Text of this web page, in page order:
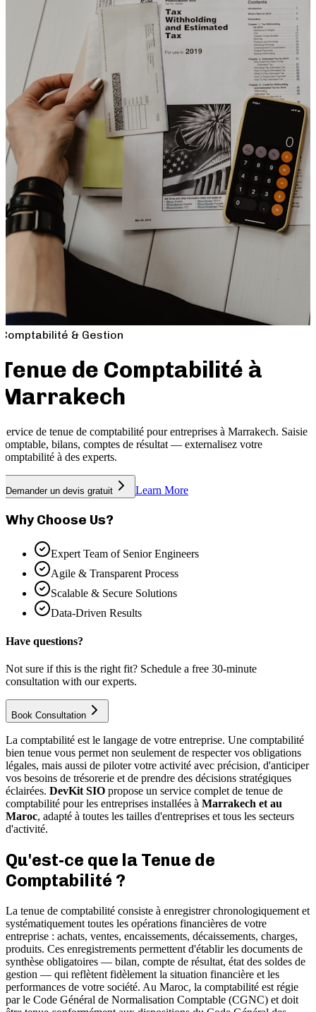
Comptabilité & Gestion
Tenue de Comptabilité à
Marrakech
Service de tenue de comptabilité pour entreprises à Marrakech. Saisie
comptable, bilans, comptes de résultat — externalisez votre
comptabilité à des experts.
Demander un devis gratuit Learn More
Why Choose Us?
Expert Team of Senior Engineers
Agile & Transparent Process
Scalable & Secure Solutions
Data-Driven Results
Have questions?
Not sure if this is the right fit? Schedule a free 30-minute
consultation with our experts.
Book Consultation
La comptabilité est le langage de votre entreprise. Une comptabilité
bien tenue vous permet non seulement de respecter vos obligations
légales, mais aussi de piloter votre activité avec précision, d'anticiper
vos besoins de trésorerie et de prendre des décisions stratégiques
éclairées. DevKit SIO propose un service complet de tenue de
comptabilité pour les entreprises installées à Marrakech et au
Maroc, adapté à toutes les tailles d'entreprises et tous les secteurs
d'activité.
Qu'est-ce que la Tenue de
Comptabilité ?
La tenue de comptabilité consiste à enregistrer chronologiquement et
systématiquement toutes les opérations financières de votre
entreprise : achats, ventes, encaissements, décaissements, charges,
produits. Ces enregistrements permettent d'établir les documents de
synthèse obligatoires — bilan, compte de résultat, état des soldes de
gestion — qui reflètent fidèlement la situation financière et les
performances de votre société. Au Maroc, la comptabilité est régie
par le Code Général de Normalisation Comptable (CGNC) et doit